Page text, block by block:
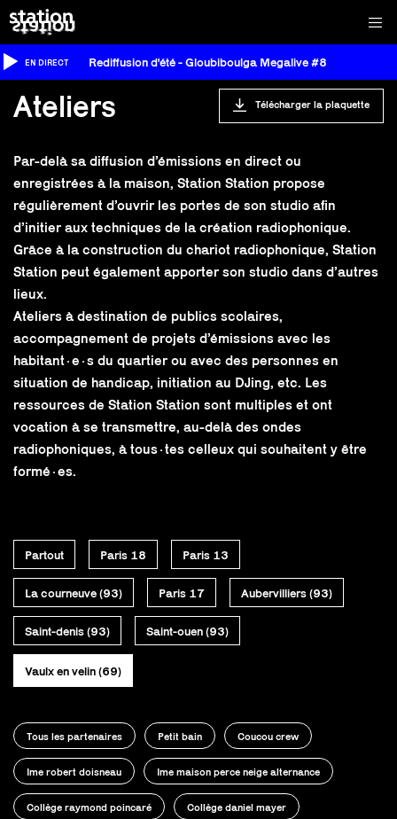
EN DIRECT Rediffusion d'été - Gloubiboulga Megalive #8
Ateliers Télécharger la plaquette
Par-delà sa diffusion d’émissions en direct ou
enregistrées à la maison, Station Station propose
régulièrement d’ouvrir les portes de son studio afin
d’initier aux techniques de la création radiophonique.
Grâce à la construction du chariot radiophonique, Station
Station peut également apporter son studio dans d’autres
lieux.
Ateliers à destination de publics scolaires,
accompagnement de projets d’émissions avec les
habitant·e·s du quartier ou avec des personnes en
situation de handicap, initiation au DJing, etc. Les
ressources de Station Station sont multiples et ont
vocation à se transmettre, au-delà des ondes
radiophoniques, à tous·tes celleux qui souhaitent y être
formé·es.
Partout Paris 18 Paris 13
La courneuve (93) Paris 17 Aubervilliers (93)
Saint-denis (93) Saint-ouen (93)
Vaulx en velin (69)
Tous les partenaires Petit bain Coucou crew
Ime robert doisneau Ime maison perce neige alternance
Collège raymond poincaré Collège daniel mayer